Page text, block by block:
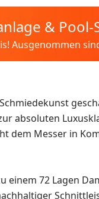
&
Ausgenommen
absoluten
dem Messer in
einem 72 Lagen